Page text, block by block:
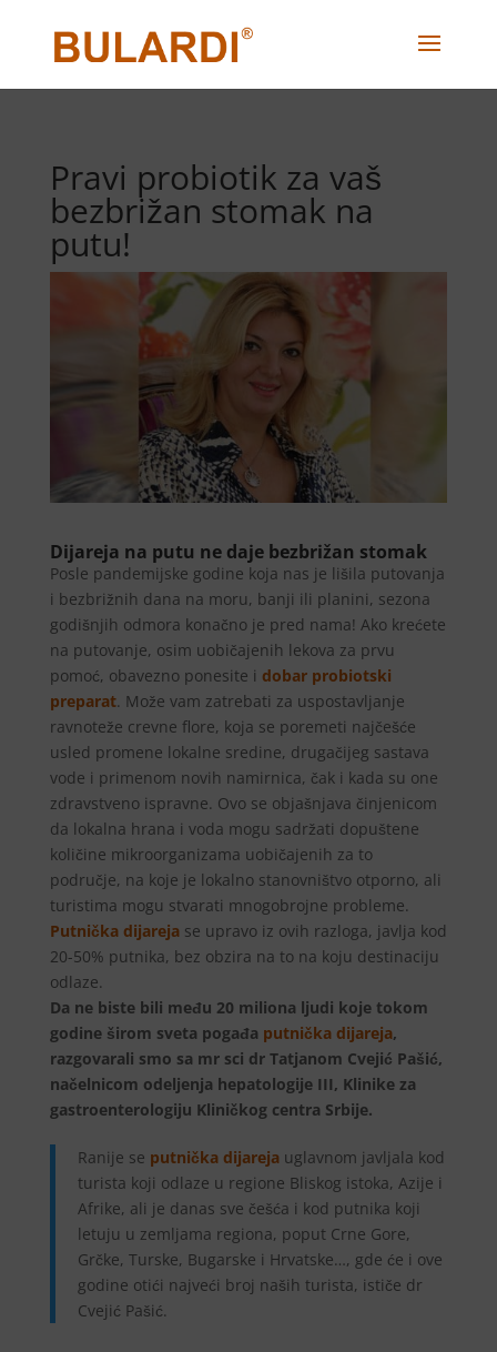
Pravi probiotik za vaš
bezbrižan stomak na
putu!
Dijareja na putu ne daje bezbrižan stomak
Posle pandemijske godine koja nas je lišila putovanja
i bezbrižnih dana na moru, banji ili planini, sezona
godišnjih odmora konačno je pred nama! Ako krećete
na putovanje, osim uobičajenih lekova za prvu
pomoć, obavezno ponesite i dobar probiotski
preparat. Može vam zatrebati za uspostavljanje
ravnoteže crevne flore, koja se poremeti najčešće
usled promene lokalne sredine, drugačijeg sastava
vode i primenom novih namirnica, čak i kada su one
zdravstveno ispravne. Ovo se objašnjava činjenicom
da lokalna hrana i voda mogu sadržati dopuštene
količine mikroorganizama uobičajenih za to
područje, na koje je lokalno stanovništvo otporno, ali
turistima mogu stvarati mnogobrojne probleme.
Putnička dijarejase upravo iz ovih razloga, javlja kod
20-50% putnika, bez obzira na to na koju destinaciju
odlaze.
Da ne biste bili među 20 miliona ljudi koje tokom
godine širom sveta pogađa putnička dijareja,
razgovarali smo sa mr sci dr Tatjanom Cvejić Pašić,
načelnicom odeljenja hepatologije III, Klinike za
gastroenterologiju Kliničkog centra Srbije.
Ranije se putnička dijarejauglavnom javljala kod
turista koji odlaze u regione Bliskog istoka, Azije i
Afrike, ali je danas sve češća i kod putnika koji
letuju u zemljama regiona, poput Crne Gore,
Grčke, Turske, Bugarske i Hrvatske…, gde će i ove
godine otići najveći broj naših turista, ističe dr
Cvejić Pašić.